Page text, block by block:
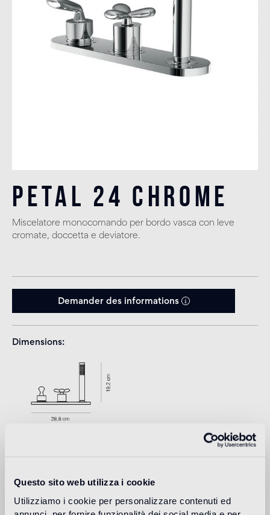
Questo sito web utilizza i cookie
Utilizziamo i cookie per personalizzare contenuti ed
Petal 24 Chrome
Miscelatore monocomando per bordo vasca con leve
cromate, doccetta e deviatore.
Demander des informations
Dimensions
Download